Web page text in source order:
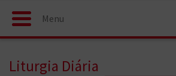
Menu
Liturgia Diária